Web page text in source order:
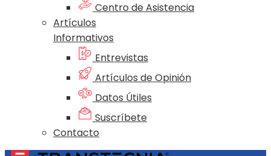
Centro de Asistencia
Artículos
Informativos
Entrevistas
Artículos de Opinión
Datos Útiles
Suscríbete
Contacto